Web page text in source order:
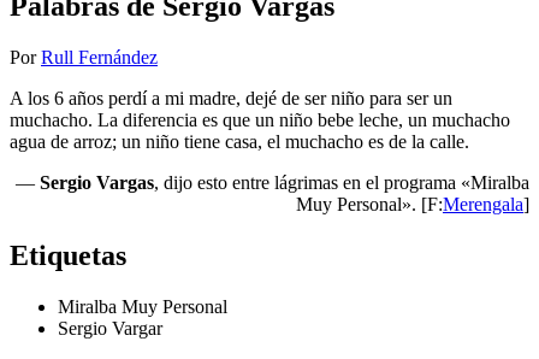
PorRull Fernández
A los 6 años perdí a mi madre, dejé de ser niño para ser un
muchacho. La diferencia es que un niño bebe leche, un muchacho
agua de arroz; un niño tiene casa, el muchacho es de la calle.
— Sergio Vargas, dijo esto entre lágrimas en el programa «Miralba
Muy Personal». [F:Merengala]
Etiquetas
Miralba Muy Personal
Sergio Vargar